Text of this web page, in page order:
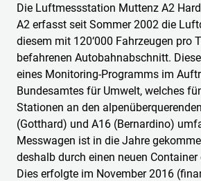
Die Luftmessstation Muttenz A2
A2 erfasst seit Sommer 2002 die
diesem mit 120‘000 Fahrzeugen pro
befahrenen Autobahnabschnitt.
eines Monitoring-Programms im
Bundesamtes für Umwelt, welches
Stationen an den
(Gotthard) und A16 (Bernardino)
Messwagen ist in die Jahre
deshalb durch einen neuen Container
Dies erfolgte im November 2016